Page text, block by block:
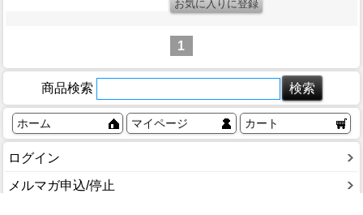
1
商品検索
ホーム マイページ カート
ログイン
メルマガ申込/停止